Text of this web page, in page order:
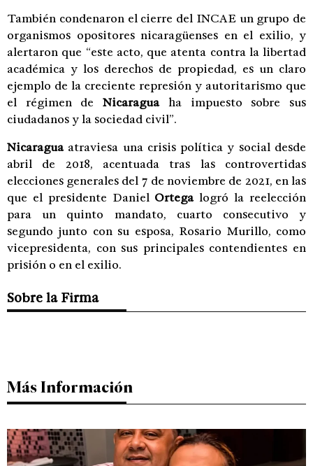
También condenaron el cierre del INCAE un grupo de
organismos opositores nicaragüenses en el exilio, y
alertaron que “este acto, que atenta contra la libertad
académica y los derechos de propiedad, es un claro
ejemplo de la creciente represión y autoritarismo que
el régimen deNicaraguaha impuesto sobre sus
ciudadanos y la sociedad civil”.
Nicaraguaatraviesa una crisis política y social desde
abril de 2018, acentuada tras las controvertidas
elecciones generales del 7 de noviembre de 2021, en las
que el presidente Daniel Ortegalogró la reelección
para un quinto mandato, cuarto consecutivo y
segundo junto con su esposa, Rosario Murillo, como
vicepresidenta, con sus principales contendientes en
prisión o en el exilio.
Sobre la Firma
Más Información